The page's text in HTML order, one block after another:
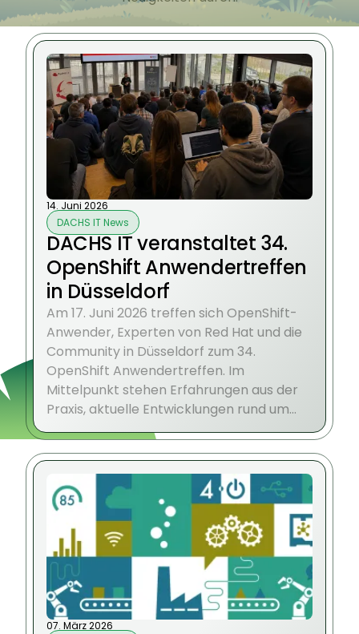
14. Juni 2026
DACHS IT News
DACHS IT veranstaltet 34.
OpenShift Anwendertreffen
in Düsseldorf
Am 17. Juni 2026 treffen sich OpenShift-
Anwender, Experten von Red Hat und die
Community in Düsseldorf zum 34.
OpenShift Anwendertreffen. Im
Mittelpunkt stehen Erfahrungen aus der
Praxis, aktuelle Entwicklungen rund um
OpenShift sowie der persönliche
07. März 2026